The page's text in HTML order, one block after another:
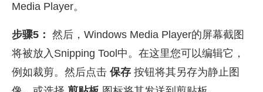
Media Player。
步骤5： 然后，Windows Media Player的屏幕截图
将被放入Snipping Tool中。在这里您可以编辑它，
例如裁剪。然后点击 保存 按钮将其另存为静止图